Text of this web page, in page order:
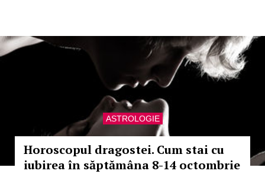
ASTROLOGIE
Horoscopul dragostei. Cum stai cu
iubirea în săptămâna 8-14 octombrie